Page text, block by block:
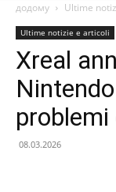
додому Ultime
Ultime notizie e articoli
Xreal
08.03.2026